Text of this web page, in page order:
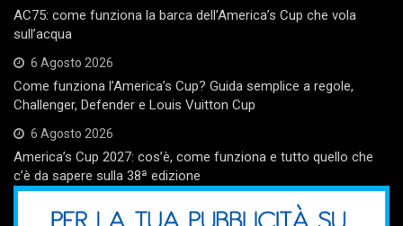
AC75: come funziona la barca dell’America’s Cup che vola
sull’acqua
6 Agosto 2026
Come funziona l’America’s Cup? Guida semplice a regole,
Challenger, Defender e Louis Vuitton Cup
6 Agosto 2026
America’s Cup 2027: cos’è, come funziona e tutto quello che
c’è da sapere sulla 38ª edizione